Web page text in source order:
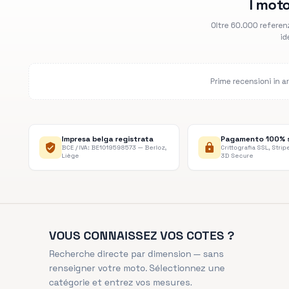
I
Oltre 60.000
Prime recensioni in
verified_user
Impresa belga registrata
BCE / IVA: BE1019598573 — Berloz,
Liège
lock
Pagamento 100%
Crittografia SSL,
3D Secure
VOUS CONNAISSEZ VOS COTES ?
Recherche directe par dimension — sans
renseigner votre moto. Sélectionnez une
catégorie et entrez vos mesures.